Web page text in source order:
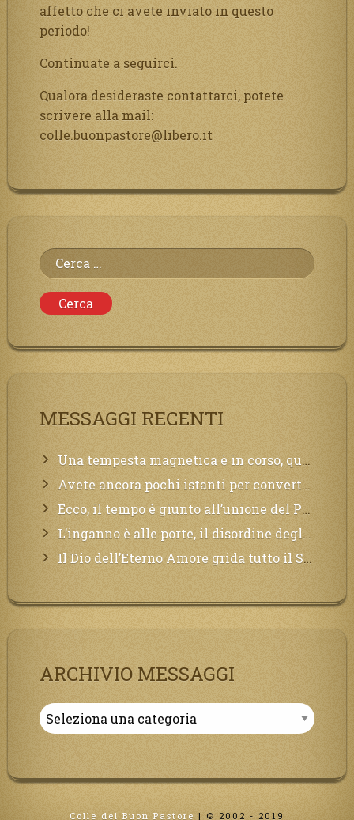
affetto che ci avete inviato in questo
periodo!
Continuate a seguirci.
Qualora desideraste contattarci, potete
scrivere alla mail:
colle.buonpastore@libero.it
Ricerca
per:
MESSAGGI RECENTI
Una tempesta magnetica è in corso, questa generazione patirà. Il black out non tarderà ad arrivare e tutta la Terra sarà oscurata.
Avete ancora pochi istanti per convertirvi, non perdete tempo, la sciagura arriverà all’improvviso e per chi non si sarà preparato saranno dolori.
Ecco, il tempo è giunto all’unione del Padre con il figlio, non avete che da attendere pochissimo.
L’inganno è alle porte, il disordine degli ordinati urlerà perdono, ma sarà troppo tardi, il tradimento è stato grande!
Il Dio dell’Eterno Amore grida tutto il Suo bene per i Suoi,richiama a Sé i lontani, affinché si pentano e tornino a Lui:
ARCHIVIO MESSAGGI
Archivio
Messaggi
Colle del Buon Pastore | © 2002 - 2019